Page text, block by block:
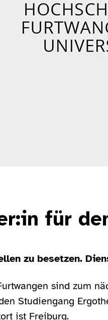
für
zu besetzen.
sind zum
Studiengang
ist Freiburg.